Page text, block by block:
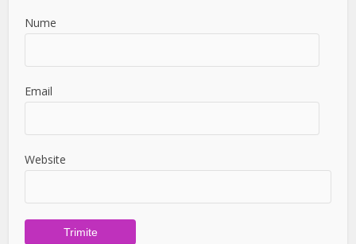
Nume
Email
Website